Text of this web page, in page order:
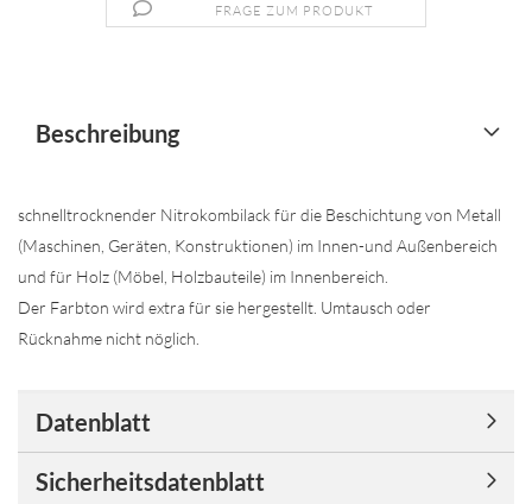
FRAGE ZUM PRODUKT
Beschreibung
schnelltrocknender Nitrokombilack für die Beschichtung von Metall
(Maschinen, Geräten, Konstruktionen) im Innen-und Außenbereich
und für Holz (Möbel, Holzbauteile) im Innenbereich.
Der Farbton wird extra für sie hergestellt. Umtausch oder
Rücknahme nicht nöglich.
Datenblatt
Sicherheitsdatenblatt